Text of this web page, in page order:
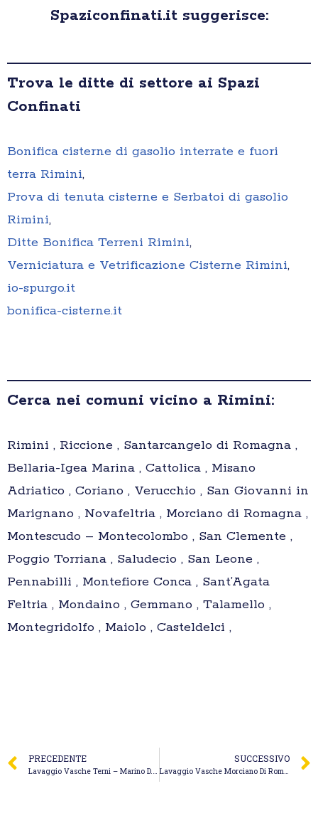
Spaziconfinati.it suggerisce:
Trova le ditte di settore ai Spazi
Confinati
Bonifica cisterne di gasolio interrate e fuori
terra Rimini,
Prova di tenuta cisterne e Serbatoi di gasolio
Rimini,
Ditte Bonifica Terreni Rimini,
Verniciatura e Vetrificazione Cisterne Rimini,
io-spurgo.it
bonifica-cisterne.it
Cerca nei comuni vicino a Rimini:
Rimini , Riccione , Santarcangelo di Romagna ,
Bellaria-Igea Marina , Cattolica , Misano
Adriatico , Coriano , Verucchio , San Giovanni in
Marignano , Novafeltria , Morciano di Romagna ,
Montescudo – Montecolombo , San Clemente ,
Poggio Torriana , Saludecio , San Leone ,
Pennabilli , Montefiore Conca , Sant’Agata
Feltria , Mondaino , Gemmano , Talamello ,
Montegridolfo , Maiolo , Casteldelci ,
PRECEDENTE
Lavaggio Vasche Terni – Marino D. & F. Spurgo Fognature
SUCCESSIVO
Lavaggio Vasche Morciano Di Romagna – Eureko